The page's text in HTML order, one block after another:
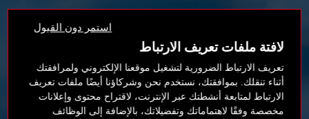
استمر دون القبول
لافتة ملفات تعريف الارتباط
تعريف الارتباط الضرورية لتشغيل موقعنا الإلكتروني ولمرافقتك
أثناء تنقلك. بموافقتك، نستخدم نحن وشركاؤنا أيضًا ملفات تعريف
الارتباط لمتابعة أنشطتك عبر الإنترنت، لاقتراح محتوى وإعلانات
مخصصة وفقًا لاهتماماتك وتفضيلاتك، بالإضافة إلى الوظائف